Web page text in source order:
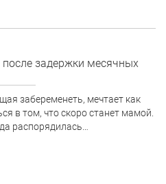
после задержки месячных
забеременеть, мечтает как
в том, что скоро станет мамой.
распорядилась…